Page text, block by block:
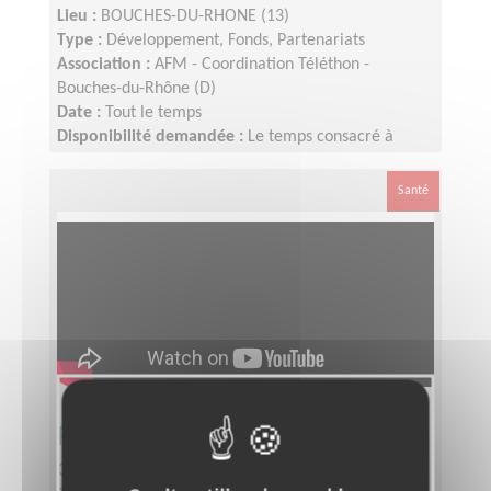
Lieu : BOUCHES-DU-RHONE (13)
Type : Développement, Fonds, Partenariats
Association : AFM - Coordination Téléthon -
Bouches-du-Rhône (D)
Date :
Tout le temps
Disponibilité demandée : Le temps consacré à
sollicitation est plus importante de Septembre àSanté
Responsable du pôle
développement pour le